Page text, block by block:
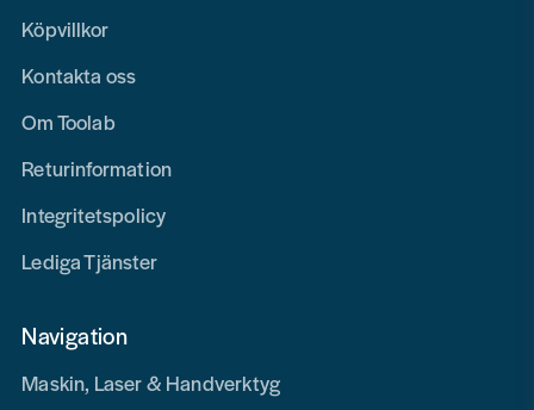
Köpvillkor
Kontakta oss
Om Toolab
Returinformation
Integritetspolicy
Lediga Tjänster
Navigation
Maskin, Laser & Handverktyg